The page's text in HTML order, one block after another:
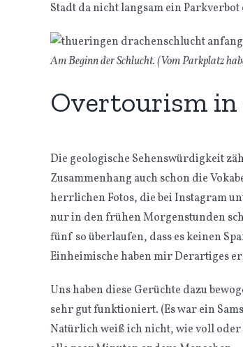
Stadt da nicht langsam ein Parkverbot
Am Beginn der Schlucht. (Vom Parkplatz
Overtourism
Die geologische Sehenswürdigkeit
Zusammenhang auch schon die
herrlichen Fotos, die bei Instagram
nur in den frühen Morgenstunden
fünf so überlaufen, dass es keinen
Einheimische haben mir Derartiges
Uns haben diese Gerüchte dazu
sehr gut funktioniert. (Es war ein
Natürlich weiß ich nicht, wie voll oder